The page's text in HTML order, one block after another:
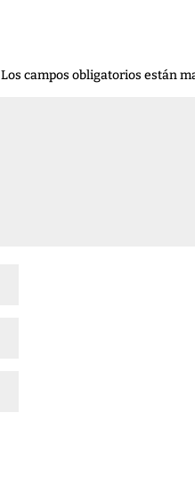
Los campos obligatorios están